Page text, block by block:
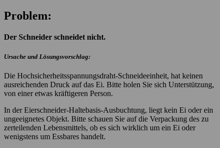
Problem:
Der Schneider schneidet nicht.
Ursache und Lösungsvorschlag:
Die Hochsicherheitsspannungsdraht-Schneideeinheit, hat keinen
ausreichenden Druck auf das Ei. Bitte holen Sie sich Unterstützung,
von einer etwas kräftigeren Person.
In der Eierschneider-Haltebasis-Ausbuchtung, liegt kein Ei oder ein
ungeeignetes Objekt. Bitte schauen Sie auf die Verpackung des zu
zerteilenden Lebensmittels, ob es sich wirklich um ein Ei oder
wenigstens um Essbares handelt.